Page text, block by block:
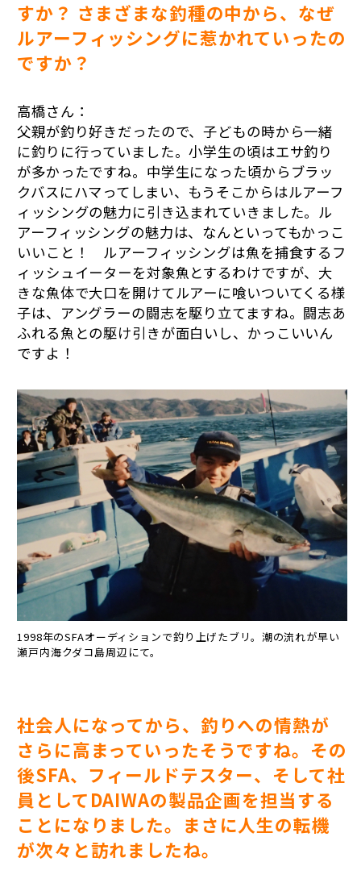
すか？ さまざまな釣種の中から、なぜ
ルアーフィッシングに惹かれていったの
ですか？
高橋さん：
父親が釣り好きだったので、子どもの時から一緒
に釣りに行っていました。小学生の頃はエサ釣り
が多かったですね。中学生になった頃からブラッ
クバスにハマってしまい、もうそこからはルアーフ
ィッシングの魅力に引き込まれていきました。ル
アーフィッシングの魅力は、なんといってもかっこ
いいこと！ ルアーフィッシングは魚を捕食するフ
ィッシュイーターを対象魚とするわけですが、大
きな魚体で大口を開けてルアーに喰いついてくる様
子は、アングラーの闘志を駆り立てますね。闘志あ
ふれる魚との駆け引きが面白いし、かっこいいん
ですよ！
1998年のSFAオーディションで釣り上げたブリ。潮の流れが早い
瀬戸内海クダコ島周辺にて。
社会人になってから、釣りへの情熱が
さらに高まっていったそうですね。その
後SFA、フィールドテスター、そして社
員としてDAIWAの製品企画を担当する
ことになりました。まさに人生の転機
が次々と訪れましたね。